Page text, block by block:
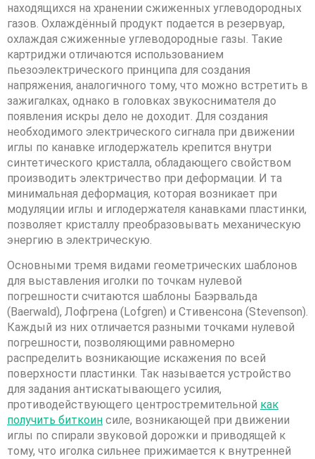
находящихся на хранении сжиженных углеводородных
газов. Охлаждённый продукт подается в резервуар,
охлаждая сжиженные углеводородные газы. Такие
картриджи отличаются использованием
пьезоэлектрического принципа для создания
напряжения, аналогичного тому, что можно встретить в
зажигалках, однако в головках звукоснимателя до
появления искры дело не доходит. Для создания
необходимого электрического сигнала при движении
иглы по канавке иглодержатель крепится внутри
синтетического кристалла, обладающего свойством
производить электричество при деформации. И та
минимальная деформация, которая возникает при
модуляции иглы и иглодержателя канавками пластинки,
позволяет кристаллу преобразовывать механическую
энергию в электрическую.
Основными тремя видами геометрических шаблонов
для выставления иголки по точкам нулевой
погрешности считаются шаблоны Баэрвальда
(Baerwald), Лофгрена (Lofgren) и Стивенсона (Stevenson).
Каждый из них отличается разными точками нулевой
погрешности, позволяющими равномерно
распределить возникающие искажения по всей
поверхности пластинки. Так называется устройство
для задания антискатывающего усилия,
противодействующего центростремительной как
получить биткоин силе, возникающей при движении
иглы по спирали звуковой дорожки и приводящей к
тому, что иголка сильнее прижимается к внутренней